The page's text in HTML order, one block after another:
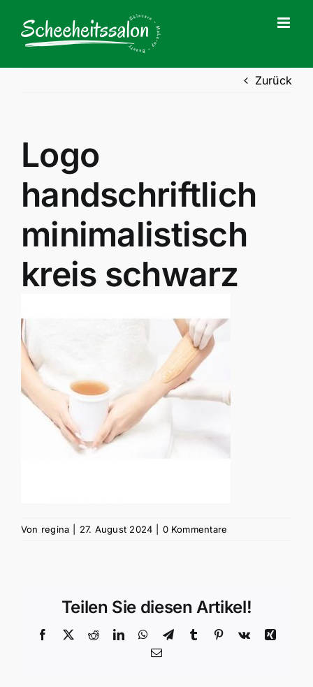
Inhalt
springen
Zurück
Logo
handschriftlich
minimalistisch
kreis schwarz
Von regina 27. August 2024 0 Kommentare
Teilen Sie diesen Artikel!
Facebook
X RedditLinkedInWhatsApp
TelegramTumblr Pinterest
Vk
Xing
E-